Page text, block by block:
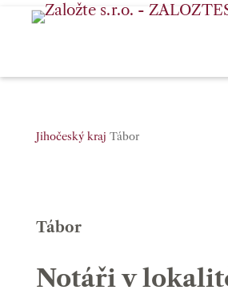
Jihočeský kraj Tábor
Tábor
Notáři v